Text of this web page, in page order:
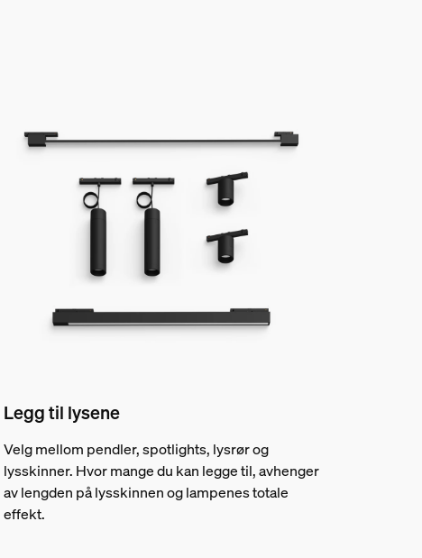
Legg til lysene
Velg mellom pendler, spotlights, lysrør og
lysskinner. Hvor mange du kan legge til, avhenger
av lengden på lysskinnen og lampenes totale
effekt.